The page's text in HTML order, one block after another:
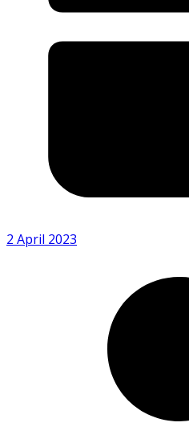
2 April 2023